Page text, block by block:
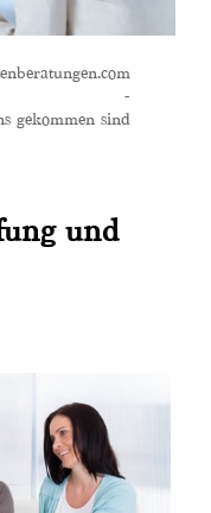
-
gekommen sind
und